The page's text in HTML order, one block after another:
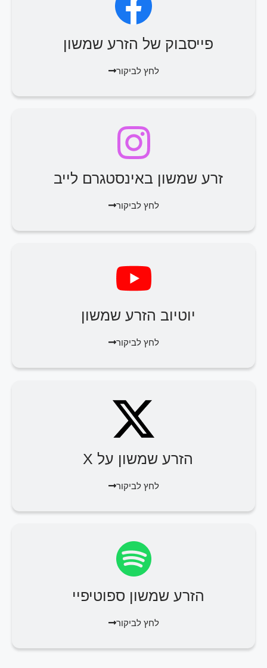
פייסבוק של הזרע שמשון
לחץ לביקור
זרע שמשון באינסטגרם לייב
לחץ לביקור
יוטיוב הזרע שמשון
לחץ לביקור
הזרע שמשון על X
לחץ לביקור
הזרע שמשון ספוטיפיי
לחץ לביקור